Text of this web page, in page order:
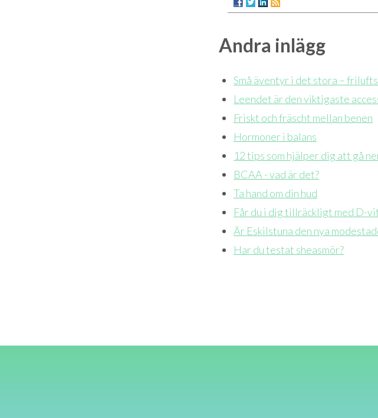
Andra inlägg
Små äventyr i det stora –
Leendet är den viktigaste
Friskt och fräscht mellan benen
Hormoner i balans
12 tips som hjälper dig att gå
BCAA - vad är det?
Ta hand om din hud
Får du i dig tillräckligt med D-
Är Eskilstuna den nya
Har du testat sheasmör?